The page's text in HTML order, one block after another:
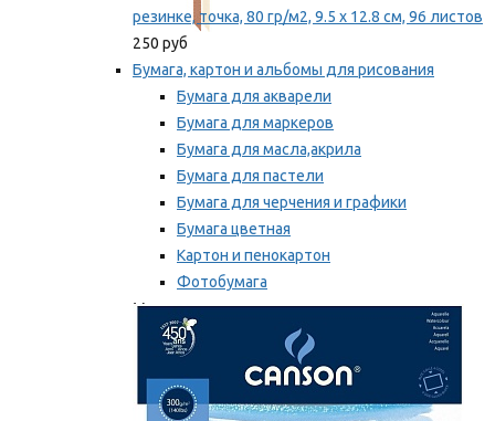
резинке, точка, 80 гр/м2, 9.5 х 12.8 см, 96 листов
250 руб
Бумага, картон и альбомы для рисования
Бумага для акварели
Бумага для маркеров
Бумага для масла,акрила
Бумага для пастели
Бумага для черчения и графики
Бумага цветная
Картон и пенокартон
Фотобумага
Мы рекомендуем